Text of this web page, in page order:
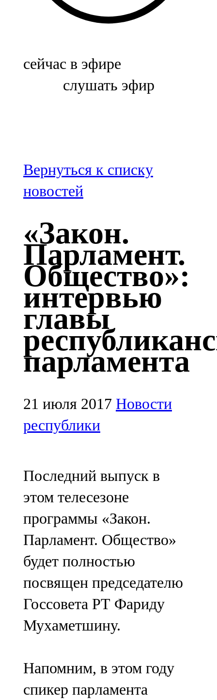
Биләр
Болгар
100,3 FM
Зәй
106,6 FM
Кадыбаш
105,2 FM
Казан
91,5 FM
Кайбыч
106,1 FM
Кама тамагы
71,51 FM
Кукмара
107,9 FM
Лениногорский
Мамадыш
106,2 FM
Минзәлә
107,3 FM
Мөслим
100,0 FM
Нурлат
104,7 FM
71,42 FM
Сарман
сейчас в эфире
слушать эфир
Вернуться к списку
новостей
«Закон.
Парламент.
Общество»:
интервью
главы
парламента
21 июля 2017 Новости
республики
Последний выпуск в
этом телесезоне
программы «Закон.
Парламент. Общество»
будет полностью
посвящен председателю
Госсовета РТ Фариду
Мухаметшину.
Напомним, в этом году
спикер парламента